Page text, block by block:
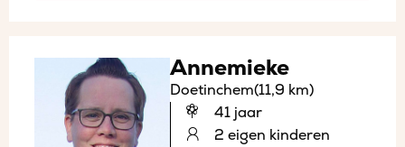
Annemieke
Doetinchem(11,9 km)
41 jaar
2 eigen kinderen